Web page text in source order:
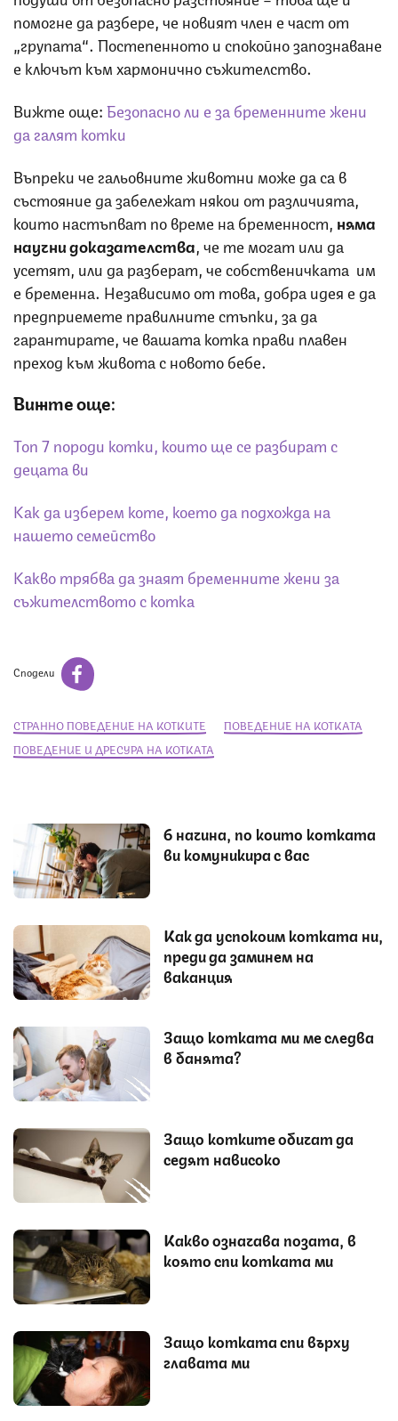
помогне да разбере, че новият член е част от
„групата“. Постепенното и спокойно запознаване
е ключът към хармонично съжителство.
Вижте още:Безопасно ли е за бременните жени
да галят котки
Въпреки че гальовните животни може да са в
състояние да забележат някои от различията,
които настъпват по време на бременност, няма
научни доказателства, че те могат или да
усетят, или да разберат, че собственичката им
е бременна. Независимо от това, добра идея е да
предприемете правилните стъпки, за да
гарантирате, че вашата котка прави плавен
преход към живота с новото бебе.
Вижте още:
Топ 7 породи котки, които ще се разбират с
децата ви
Как да изберем коте, което да подхожда на
нашето семейство
Какво трябва да знаят бременните жени за
съжителството с котка
Сподели
СТРАННО ПОВЕДЕНИЕ НА КОТКИТЕ
ПОВЕДЕНИЕ НА КОТКАТА
ПОВЕДЕНИЕ И ДРЕСУРА НА КОТКАТА
6 начина, по които котката
ви комуникира с вас
Как да успокоим котката ни,
преди да заминем на
ваканция
Защо котката ми ме следва
в банята?
Защо котките обичат да
седят нависоко
Какво означава позата, в
която спи котката ми
Защо котката спи върху
главата ми